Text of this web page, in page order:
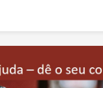
de saúde.